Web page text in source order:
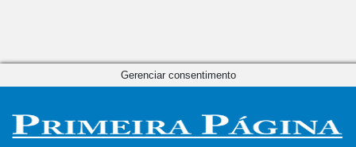
Gerenciar consentimento